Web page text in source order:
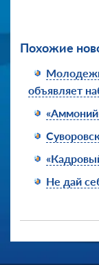
Похожие
объявляет
Не дай